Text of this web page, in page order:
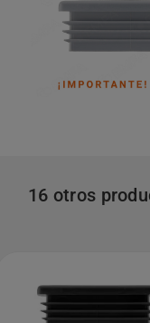
16 otros